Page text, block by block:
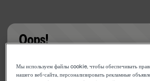
Oops!
Something went wrong. Please try
app
Мы используем файлы cookie, чтобы обеспечивать
нашего веб-сайта, персонализировать рекламные